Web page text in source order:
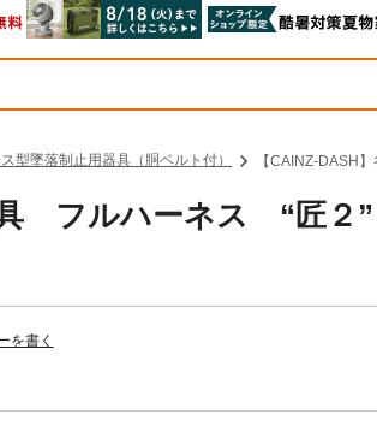
型墜落制止用器具（胴ベルト付） 【CAINZ-DASH
具 フルハーネス “匠２”
を書く